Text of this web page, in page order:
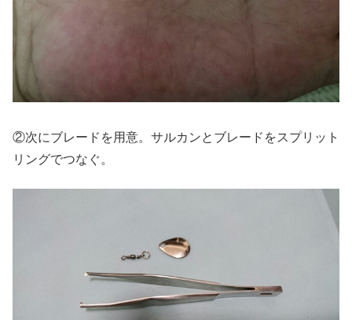
②次にブレードを用意。サルカンとブレードをスプリット
リングでつなぐ。